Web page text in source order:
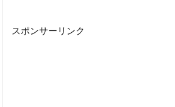
スポンサーリンク